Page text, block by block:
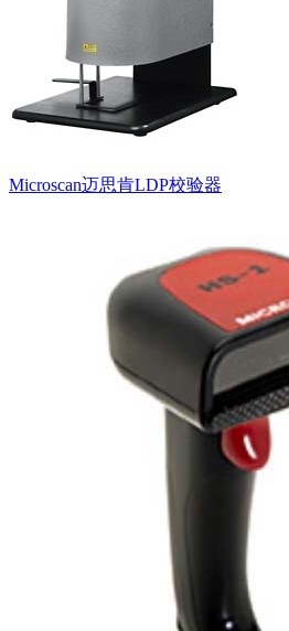
Microscan迈思肯LDP校验器